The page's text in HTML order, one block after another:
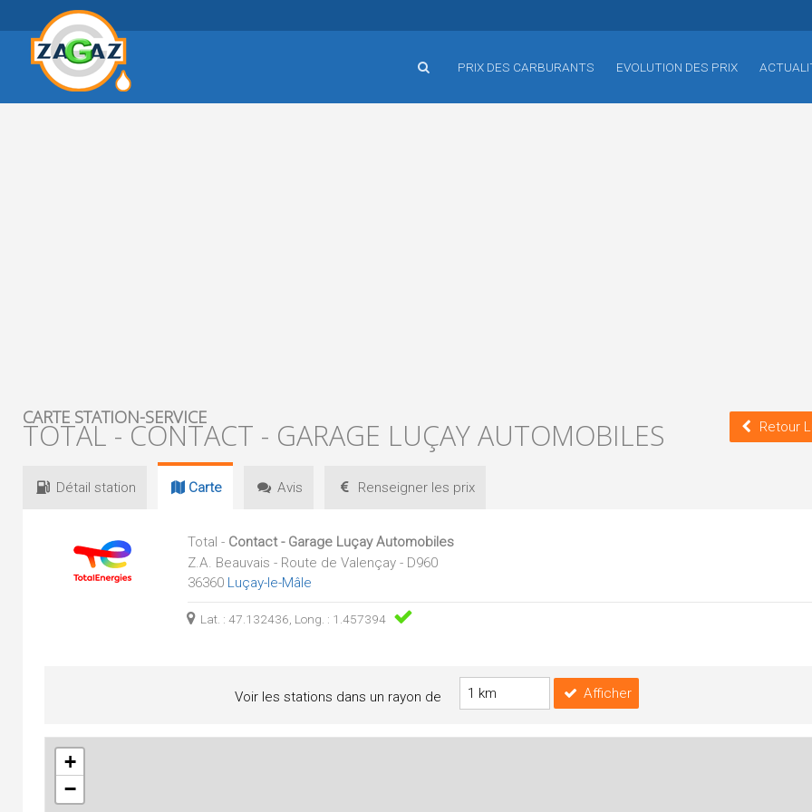
PRIX DES CARBURANTS EVOLUTION DES PRIX
CARTE STATION-SERVICE
TOTAL - CONTACT - GARAGE LUÇAY AUTOMOBILES Retour
Détail station Carte Avis Renseigner les prix
Total - Contact - Garage Luçay Automobiles
Z.A. Beauvais - Route de Valençay - D960
36360 Luçay-le-Mâle
Lat. : 47.132436, Long. : 1.457394
Voir les stations dans un rayon de Afficher
+
−